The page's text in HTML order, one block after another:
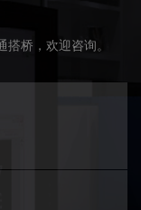
桥，欢迎咨询。